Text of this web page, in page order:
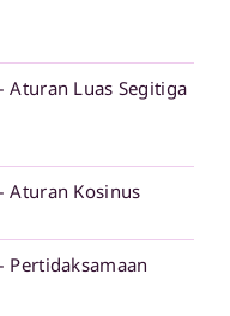
Aturan Luas Segitiga
Aturan Kosinus
Pertidaksamaan